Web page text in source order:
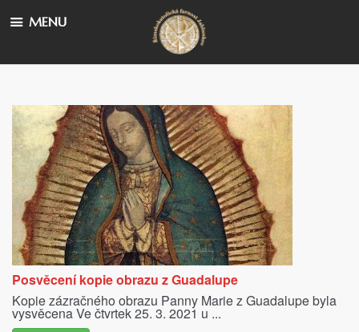
Posvěcení kopie obrazu z Guadalupe
Kopie zázračného obrazu Panny Marie z Guadalupe byla
vysvěcena Ve čtvrtek 25. 3. 2021 u ...
MENU